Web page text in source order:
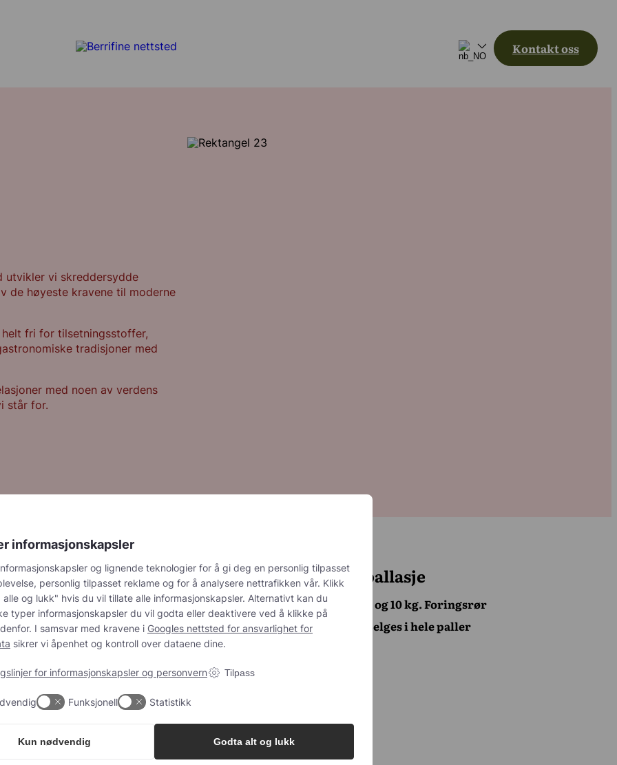
Kontakt oss
utvikler vi skreddersydde
de høyeste kravene til moderne
fri for tilsetningsstoffer,
tradisjoner med
med noen av verdens
står for.
sukker
vegetarisk
Hvordan bruke
Bakerifyll
Stenger/kuler
Konfekt
Granola/müsli
Naturlig søtningsmiddel
Emballasje
5 og 10 kg. Foringsrør
Selges i hele paller
informasjonskapsler
og lignende teknologier for å gi deg en personlig tilpasset
personlig tilpasset reklame og for å analysere nettrafikken vår. Klikk
alle og lukk" hvis du vil tillate alle informasjonskapsler. Alternativt kan du
typer informasjonskapsler du vil godta eller deaktivere ved å klikke på
I samsvar med kravene i Googles nettsted for ansvarlighet for
sikrer vi åpenhet og kontroll over dataene dine.
for informasjonskapsler og personvern Tilpass
Funksjonell Statistikk
Kun nødvendig Godta alt og lukk